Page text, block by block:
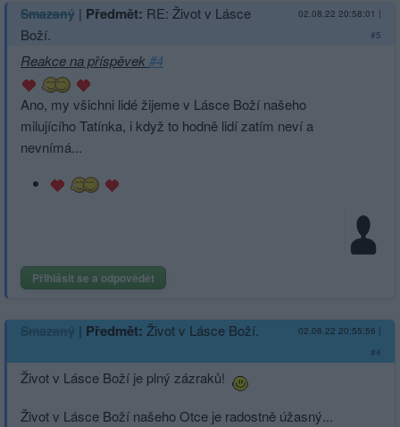
Smazaný | Předmět: RE: Život v Lásce
Boží.
02.08.22 20:58:01 |
#5
Reakce na příspěvek#4
Ano, my všichni lidé žijeme v Lásce Boží našeho
milujícího Tatínka, i když to hodně lidí zatím neví a
nevnímá...
Přihlásit se a odpovědět
Smazaný | Předmět: Život v Lásce Boží. 02.08.22 20:55:56 |
#4
Život v Lásce Boží je plný zázraků!
Život v Lásce Boží našeho Otce je radostně úžasný...